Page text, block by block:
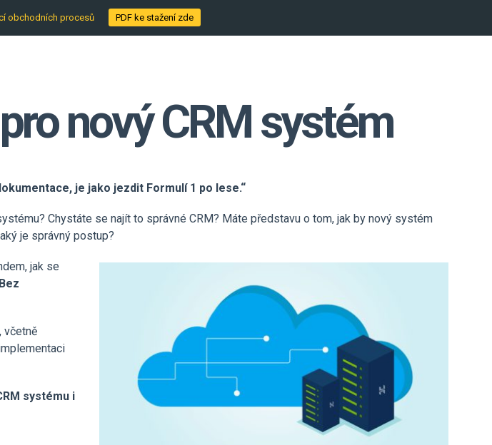
nový CRM systém
je jako jezdit Formulí 1 po lese.“
Chystáte se najít to správné CRM? Máte představu o tom, jak by nový systém
je správný postup?
jak se
Bez
včetně
systému i
obchodních procesů PDF ke stažení zde